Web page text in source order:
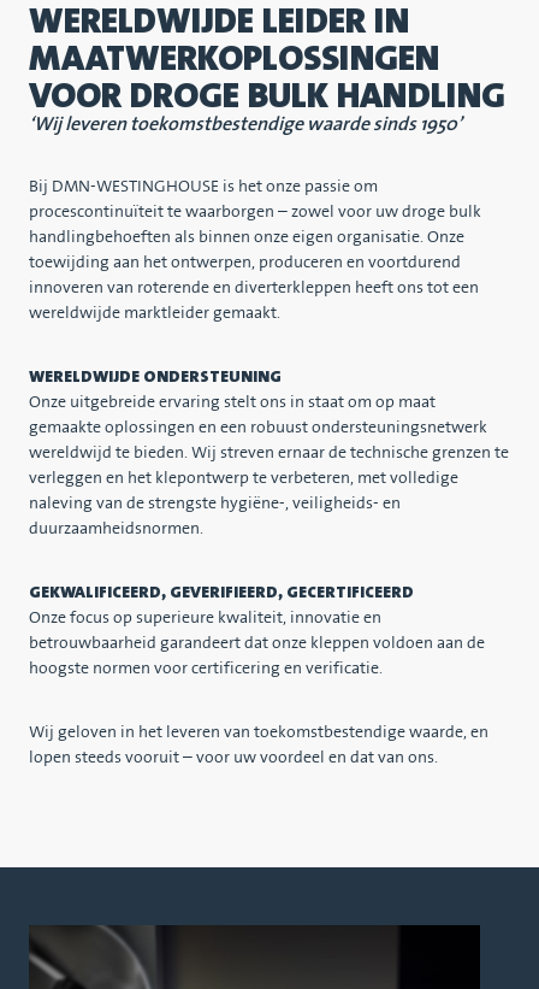
WERELDWIJDE LEIDER IN
MAATWERKOPLOSSINGEN
VOOR DROGE BULK HANDLING
‘Wij leveren toekomstbestendige waarde sinds 1950’
Bij DMN-WESTINGHOUSE is het onze passie om
procescontinuïteit te waarborgen – zowel voor uw droge bulk
handlingbehoeften als binnen onze eigen organisatie. Onze
toewijding aan het ontwerpen, produceren en voortdurend
innoveren van roterende en diverterkleppen heeft ons tot een
wereldwijde marktleider gemaakt.
WERELDWIJDE ONDERSTEUNING
Onze uitgebreide ervaring stelt ons in staat om op maat
gemaakte oplossingen en een robuust ondersteuningsnetwerk
wereldwijd te bieden. Wij streven ernaar de technische grenzen te
verleggen en het klepontwerp te verbeteren, met volledige
naleving van de strengste hygiëne-, veiligheids- en
duurzaamheidsnormen.
GEKWALIFICEERD, GEVERIFIEERD, GECERTIFICEERD
Onze focus op superieure kwaliteit, innovatie en
betrouwbaarheid garandeert dat onze kleppen voldoen aan de
hoogste normen voor certificering en verificatie.
Wij geloven in het leveren van toekomstbestendige waarde, en
lopen steeds vooruit – voor uw voordeel en dat van ons.